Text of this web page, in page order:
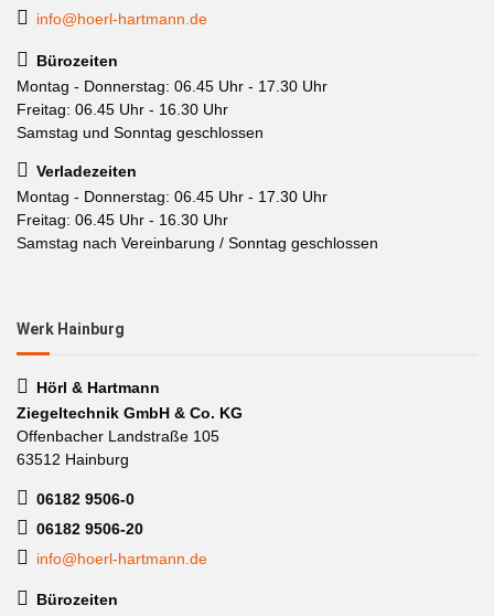
info@hoerl-hartmann.de
Bürozeiten
Montag - Donnerstag: 06.45 Uhr - 17.30 Uhr
Freitag: 06.45 Uhr - 16.30 Uhr
Samstag und Sonntag geschlossen
Verladezeiten
Montag - Donnerstag: 06.45 Uhr - 17.30 Uhr
Freitag: 06.45 Uhr - 16.30 Uhr
Samstag nach Vereinbarung / Sonntag geschlossen
Werk Hainburg
Hörl & Hartmann
Ziegeltechnik GmbH & Co. KG
Offenbacher Landstraße 105
63512 Hainburg
06182 9506-0
06182 9506-20
info@hoerl-hartmann.de
Bürozeiten